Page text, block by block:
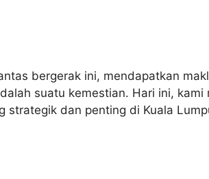
bergerak ini, mendapatkan
suatu kemestian. Hari ini,
strategik dan penting di Kuala